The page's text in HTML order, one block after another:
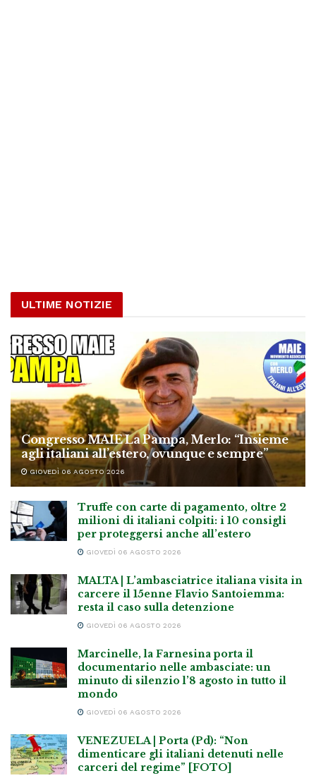
ULTIME NOTIZIE
Congresso MAIE La Pampa, Merlo: “Insieme
agli italiani all’estero, ovunque e sempre”
GIOVEDÌ 06 AGOSTO 2026
Truffe con carte di pagamento, oltre 2
milioni di italiani colpiti: i 10 consigli
per proteggersi anche all’estero
GIOVEDÌ 06 AGOSTO 2026
MALTA | L’ambasciatrice italiana visita in
carcere il 15enne Flavio Santoiemma:
resta il caso sulla detenzione
GIOVEDÌ 06 AGOSTO 2026
Marcinelle, la Farnesina porta il
documentario nelle ambasciate: un
minuto di silenzio l’8 agosto in tutto il
mondo
GIOVEDÌ 06 AGOSTO 2026
VENEZUELA | Porta (Pd): “Non
dimenticare gli italiani detenuti nelle
carceri del regime” [FOTO]